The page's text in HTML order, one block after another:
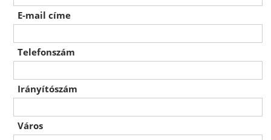
E-mail címe
Telefonszám
Irányítószám
Város